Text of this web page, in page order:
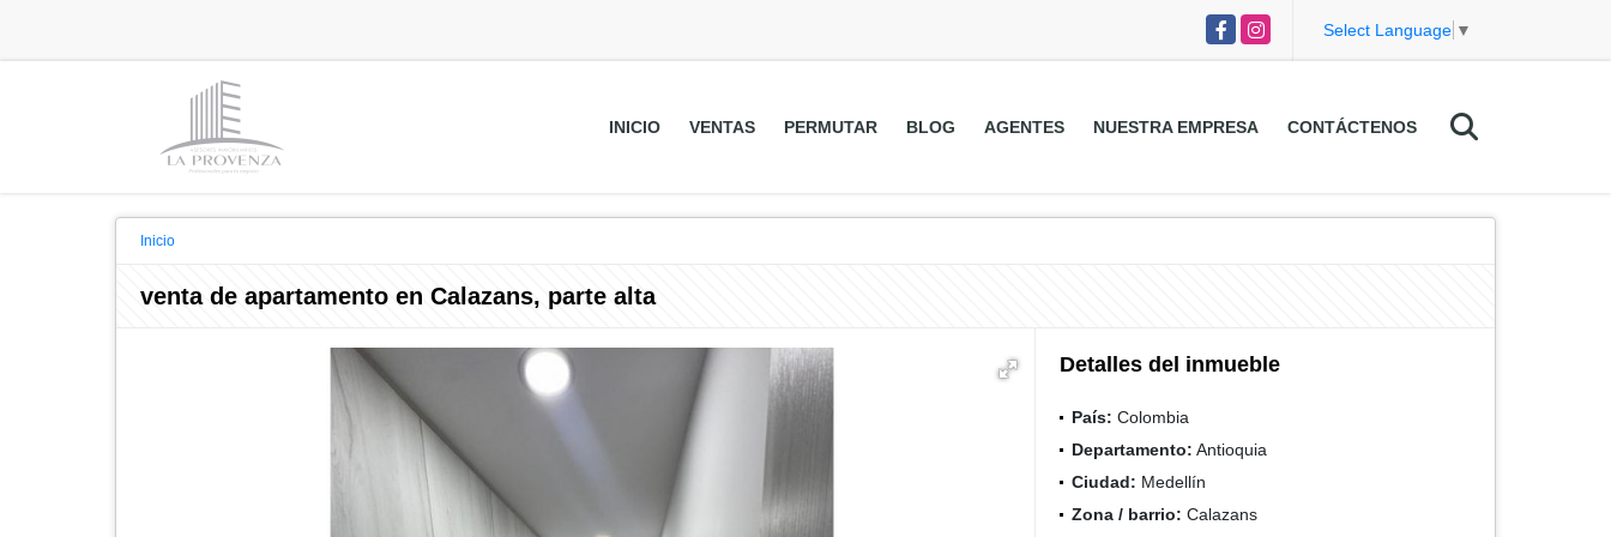
FacebookInstagram Select Language ▼
INICIO VENTAS PERMUTAR BLOG AGENTES NUESTRA EMPRESA CONTÁCTENOS
Inicio
venta de apartamento en Calazans, parte alta
Detalles del inmueble
País: Colombia
Departamento: Antioquia
Ciudad: Medellín
Zona / barrio: Calazans